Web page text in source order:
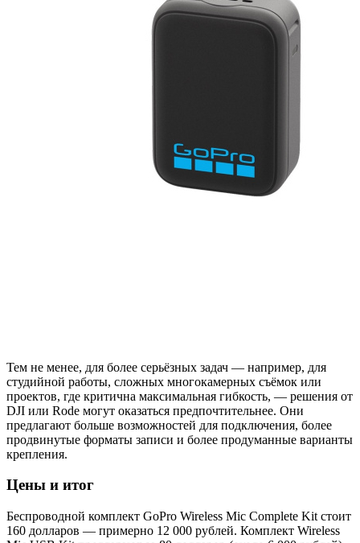
Тем не менее, для более серьёзных задач — например, для
студийной работы, сложных многокамерных съёмок или
проектов, где критична максимальная гибкость, — решения от
DJI или Rode могут оказаться предпочтительнее. Они
предлагают больше возможностей для подключения, более
продвинутые форматы записи и более продуманные варианты
крепления.
Цены и итог
Беспроводной комплект GoPro Wireless Mic Complete Kit стоит
160 долларов — примерно 12 000 рублей. Комплект Wireless